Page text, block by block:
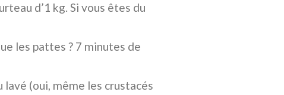
d’1 kg. Si vous êtes du
les pattes ? 7 minutes de
(oui, même les crustacés